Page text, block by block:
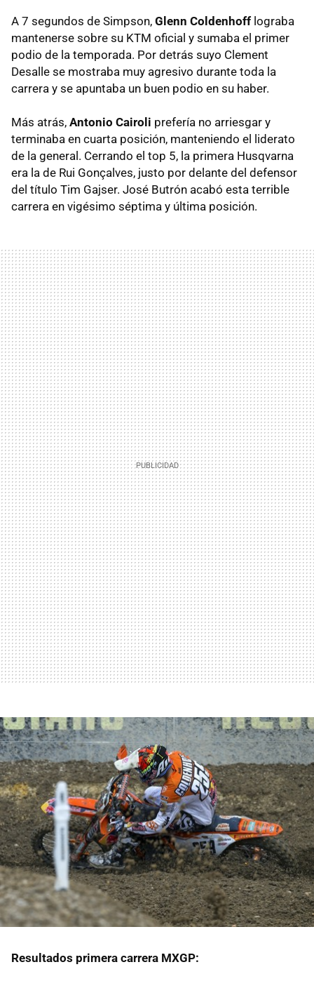
A 7 segundos de Simpson, Glenn Coldenhoff lograba
mantenerse sobre su KTM oficial y sumaba el primer
podio de la temporada. Por detrás suyo Clement
Desalle se mostraba muy agresivo durante toda la
carrera y se apuntaba un buen podio en su haber.
Más atrás, Antonio Cairoli prefería no arriesgar y
terminaba en cuarta posición, manteniendo el liderato
de la general. Cerrando el top 5, la primera Husqvarna
era la de Rui Gonçalves, justo por delante del defensor
del título Tim Gajser. José Butrón acabó esta terrible
carrera en vigésimo séptima y última posición.
Resultados primera carrera MXGP: